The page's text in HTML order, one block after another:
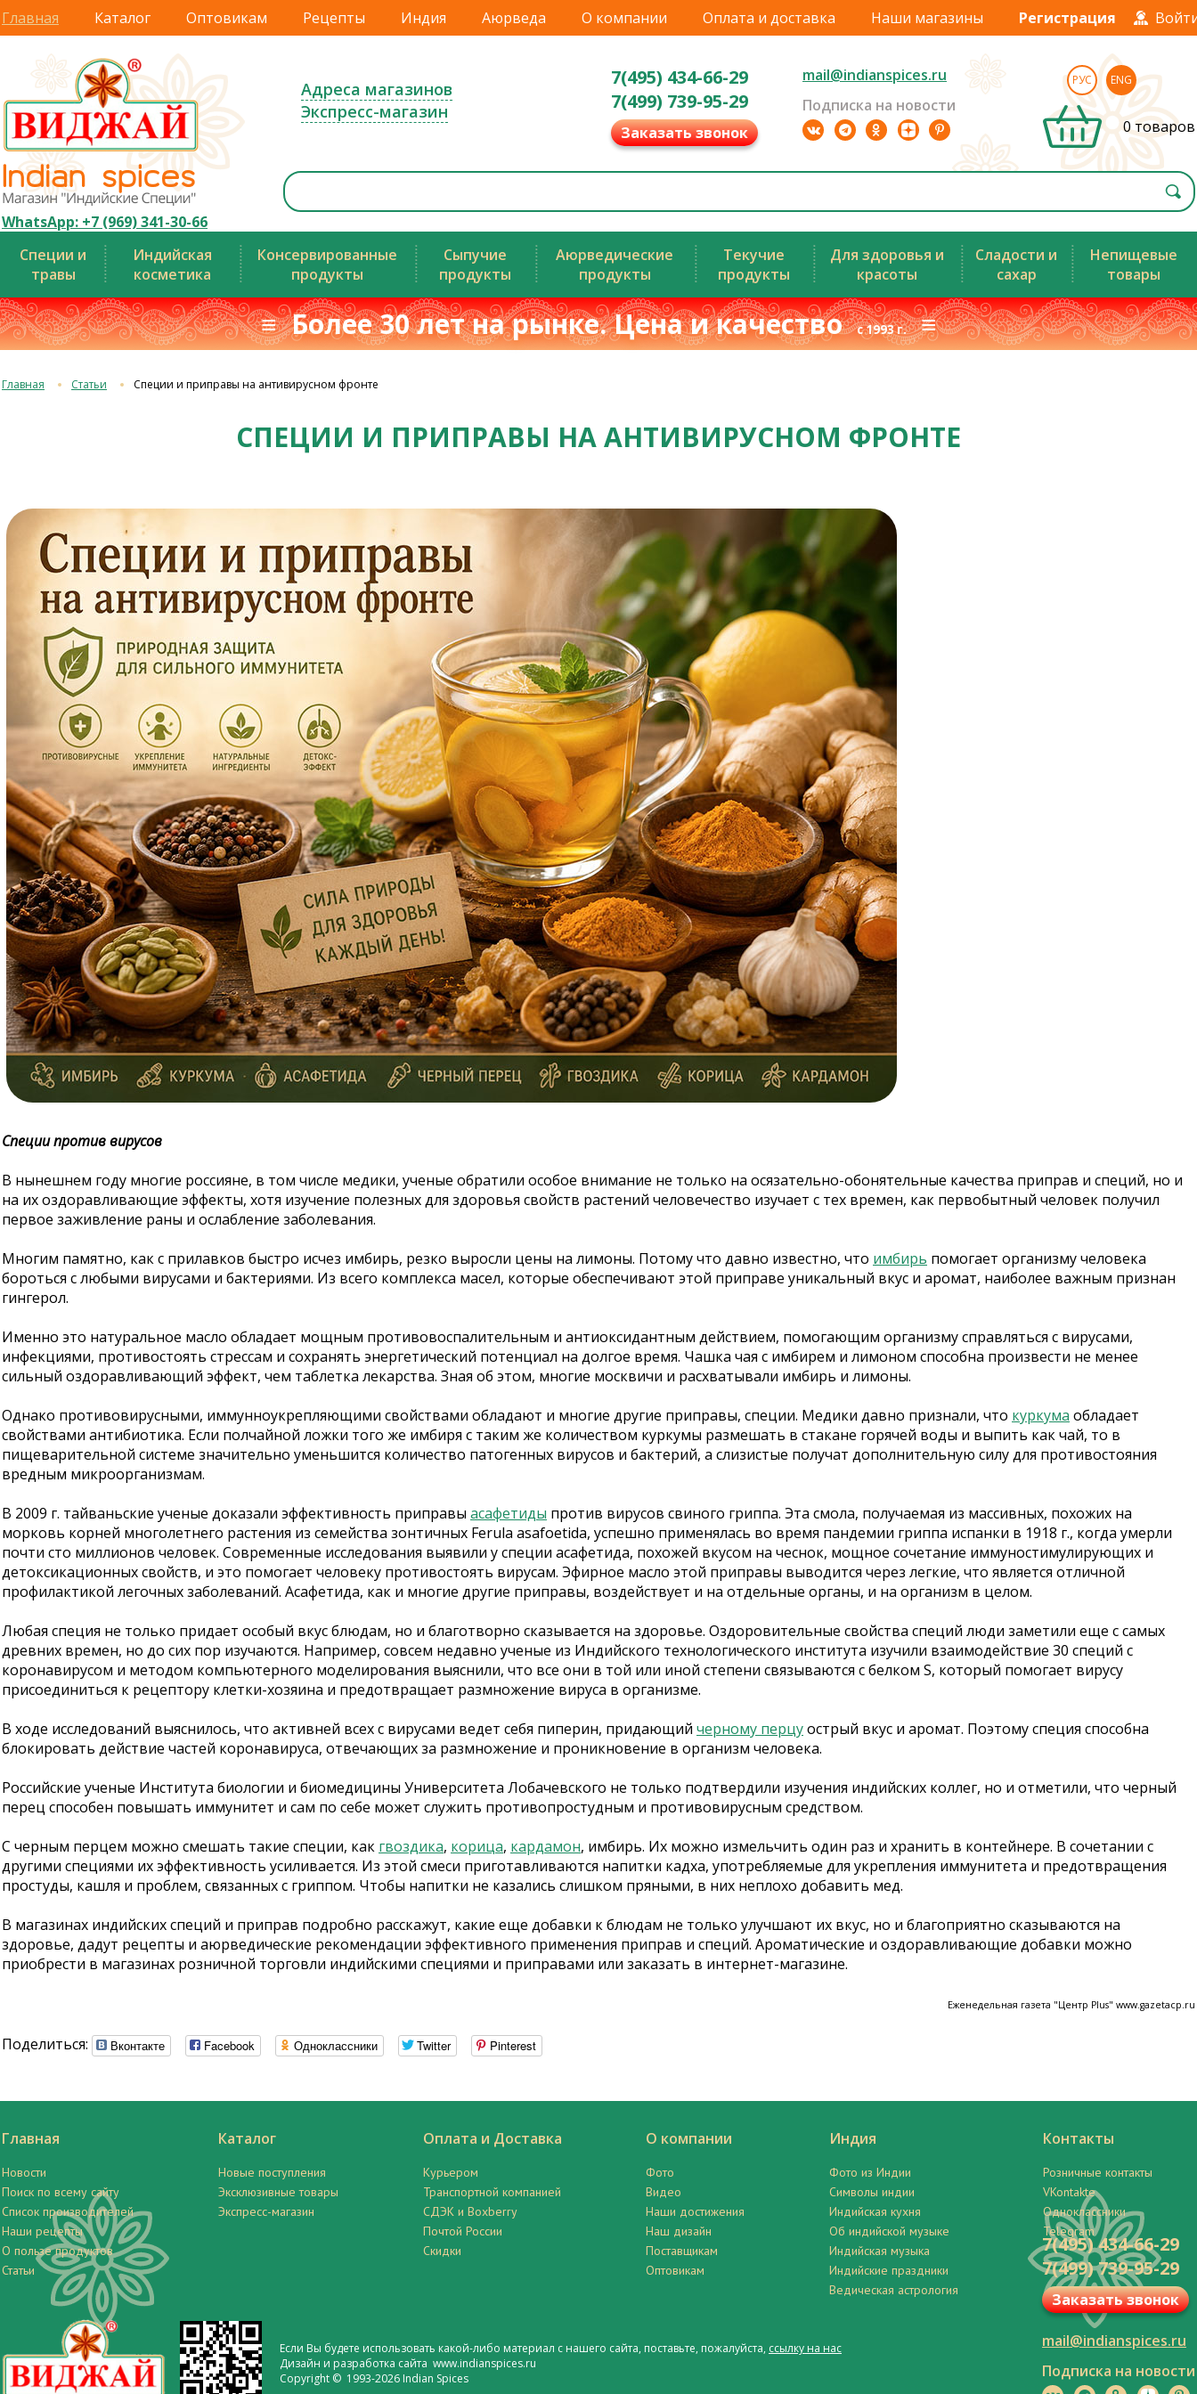
Главная Каталог Оптовикам Рецепты Индия Аюрведа О компании Оплата и доставка Наши магазины Регистрация
WhatsApp: +7 (969) 341-30-66
Адреса магазинов
Экспресс-магазин
7(495) 434-66-29
7(499) 739-95-29
Заказать звонок
mail@indianspices.ru
Подписка на новости
РУС ENG
0 товаров
Специи и
травы
Индийская
косметика
Консервированные
продукты
Сыпучие
продукты
Аюрведические
продукты
Текучие
продукты
Для здоровья и
красоты
Сладости и
сахар
Непищевые
товары
≡ Более 30 лет на рынке. Цена и качествос 1993 г.≡
Главная Статьи Специи и приправы на антивирусном фронте
СПЕЦИИ И ПРИПРАВЫ НА АНТИВИРУСНОМ ФРОНТЕ
Специи против вирусов
В нынешнем году многие россияне, в том числе медики, ученые обратили особое внимание не только на осязательно-обонятельные качества приправ и специй, но и
на их оздоравливающие эффекты, хотя изучение полезных для здоровья свойств растений человечество изучает с тех времен, как первобытный человек получил
первое заживление раны и ослабление заболевания.
Многим памятно, как с прилавков быстро исчез имбирь, резко выросли цены на лимоны. Потому что давно известно, что имбирь помогает организму человека
бороться с любыми вирусами и бактериями. Из всего комплекса масел, которые обеспечивают этой приправе уникальный вкус и аромат, наиболее важным признан
гингерол.
Именно это натуральное масло обладает мощным противовоспалительным и антиоксидантным действием, помогающим организму справляться с вирусами,
инфекциями, противостоять стрессам и сохранять энергетический потенциал на долгое время. Чашка чая с имбирем и лимоном способна произвести не менее
сильный оздоравливающий эффект, чем таблетка лекарства. Зная об этом, многие москвичи и расхватывали имбирь и лимоны.
Однако противовирусными, иммунноукрепляющими свойствами обладают и многие другие приправы, специи. Медики давно признали, что куркума обладает
свойствами антибиотика. Если полчайной ложки того же имбиря с таким же количеством куркумы размешать в стакане горячей воды и выпить как чай, то в
пищеварительной системе значительно уменьшится количество патогенных вирусов и бактерий, а слизистые получат дополнительную силу для противостояния
вредным микроорганизмам.
В 2009 г. тайваньские ученые доказали эффективность приправы асафетиды против вирусов свиного гриппа. Эта смола, получаемая из массивных, похожих на
морковь корней многолетнего растения из семейства зонтичных Ferula asafoetida, успешно применялась во время пандемии гриппа испанки в 1918 г., когда умерли
почти сто миллионов человек. Современные исследования выявили у специи асафетида, похожей вкусом на чеснок, мощное сочетание иммуностимулирующих и
детоксикационных свойств, и это помогает человеку противостоять вирусам. Эфирное масло этой приправы выводится через легкие, что является отличной
профилактикой легочных заболеваний. Асафетида, как и многие другие приправы, воздействует и на отдельные органы, и на организм в целом.
Любая специя не только придает особый вкус блюдам, но и благотворно сказывается на здоровье. Оздоровительные свойства специй люди заметили еще с самых
древних времен, но до сих пор изучаются. Например, совсем недавно ученые из Индийского технологического института изучили взаимодействие 30 специй с
коронавирусом и методом компьютерного моделирования выяснили, что все они в той или иной степени связываются с белком S, который помогает вирусу
присоединиться к рецептору клетки-хозяина и предотвращает размножение вируса в организме.
В ходе исследований выяснилось, что активней всех с вирусами ведет себя пиперин, придающий черному перцуострый вкус и аромат. Поэтому специя способна
блокировать действие частей коронавируса, отвечающих за размножение и проникновение в организм человека.
Российские ученые Института биологии и биомедицины Университета Лобачевского не только подтвердили изучения индийских коллег, но и отметили, что черный
перец способен повышать иммунитет и сам по себе может служить противопростудным и противовирусным средством.
С черным перцем можно смешать такие специи, как гвоздика, корица, кардамон, имбирь. Их можно измельчить один раз и хранить в контейнере. В сочетании с
другими специями их эффективность усиливается. Из этой смеси приготавливаются напитки кадха, употребляемые для укрепления иммунитета и предотвращения
простуды, кашля и проблем, связанных с гриппом. Чтобы напитки не казались слишком пряными, в них неплохо добавить мед.
В магазинах индийских специй и приправ подробно расскажут, какие еще добавки к блюдам не только улучшают их вкус, но и благоприятно сказываются на
здоровье, дадут рецепты и аюрведические рекомендации эффективного применения приправ и специй. Ароматические и оздоравливающие добавки можно
приобрести в магазинах розничной торговли индийскими специями и приправами или заказать в интернет-магазине.
Еженедельная газета "Центр Plus" www.gazetacp.ru
Поделиться: Вконтакте Facebook Одноклассники Twitter Pinterest
Главная
Новости
Поиск по всему сайту
Список производителей
Наши рецепты
О пользе продуктов
Статьи
Каталог
Новые поступления
Эксклюзивные товары
Экспресс-магазин
Оплата и Доставка
Курьером
Транспортной компанией
СДЭК и Boxberry
Почтой России
Скидки
О компании
Фото
Видео
Наши достижения
Наш дизайн
Поставщикам
Оптовикам
Индия
Фото из Индии
Символы индии
Индийская кухня
Об индийской музыке
Индийская музыка
Индийские праздники
Ведическая астрология
Контакты
Розничные контакты
VKontakte
Одноклассники
Telegram
Если Вы будете использовать какой-либо материал с нашего сайта, поставьте, пожалуйста, ссылку на нас
Дизайн и разработка сайта www.indianspices.ru
Copyright © 1993-2026 Indian Spices
7(495) 434-66-29
7(499) 739-95-29
Заказать звонок
mail@indianspices.ru
Подписка на новости